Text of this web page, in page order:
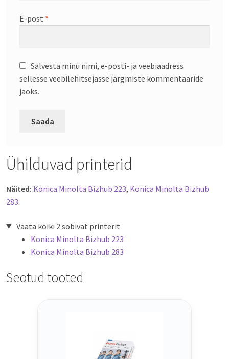
E-post *
Salvesta minu nimi, e-posti- ja veebiaadress
sellesse veebilehitsejasse järgmiste kommentaaride
jaoks.
Ühilduvad printerid
Näited: Konica Minolta Bizhub 223, Konica Minolta Bizhub
283.
Vaata kõiki 2 sobivat printerit
Konica Minolta Bizhub 223
Konica Minolta Bizhub 283
Seotud tooted